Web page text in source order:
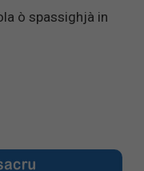
ò spassighjà in